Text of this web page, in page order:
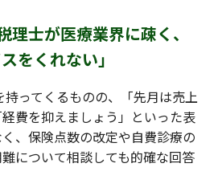
士が医療業界に疎く、
をくれない」
持ってくるものの、「先月は売上
費を抑えましょう」といった表
、保険点数の改定や自費診療の
について相談しても的確な回答